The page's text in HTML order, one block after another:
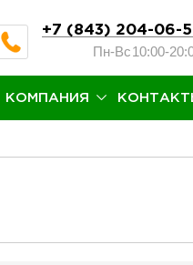
+7 (843) 204-06-
Пн-Вс10:00-
КОМПАНИЯ